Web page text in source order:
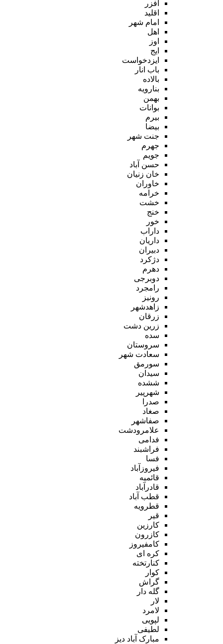
افزر
اقلید
امام شهر
اهل
اوز
ایج
ایزدخواست
باب انار
بالاده
بنارویه
بهمن
بوانات
بیرم
بیضا
جنت شهر
جهرم
جویم
حسن آباد
خان زنیان
خاوران
خرامه
خشت
خنج
خور
داراب
داریان
دبیران
دژکرد
دهرم
دوبرجی
رامجرد
رونیز
زاهدشهر
زرقان
زرین دشت
سده
سروستان
سعادت شهر
سورمق
سیدان
ششده
شهرپیر
صدرا
صغاد
صفاشهر
علامرودشت
فدامی
فراشبند
فسا
فیروزآباد
قائمیه
قادرآباد
قطب آباد
قطرویه
قیر
کارزین
کازرون
کامفیروز
کره ای
کنارتخته
کوار
گراش
گله دار
لار
لامرد
لپویی
لطیفی
مبارک آباد دیز